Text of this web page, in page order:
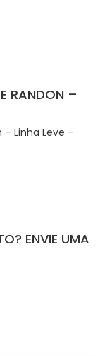
RANDON –
ENVIE UMA